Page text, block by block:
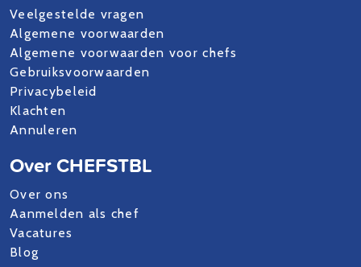
Veelgestelde vragen
Algemene voorwaarden
Algemene voorwaarden voor chefs
Gebruiksvoorwaarden
Privacybeleid
Klachten
Annuleren
Over CHEFSTBL
Over ons
Aanmelden als chef
Vacatures
Blog